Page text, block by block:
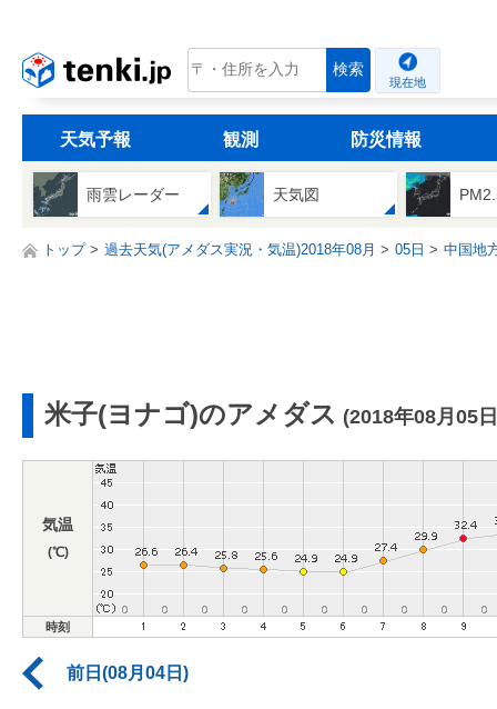
tenki.jp 検索
現在地
天気予報 観測 防災情報
雨雲レーダー 天気図
トップ 過去天気(アメダス実況・気温)2018年08月 05日 中国地
米子(ヨナゴ)のアメダス (2018年08月05
気温
(℃)
時刻
前日(08月04日)